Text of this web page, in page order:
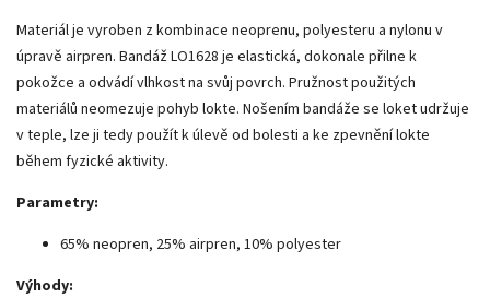
Materiál je vyroben z kombinace neoprenu, polyesteru a nylonu v
úpravě airpren. Bandáž LO1628 je elastická, dokonale přilne k
pokožce a odvádí vlhkost na svůj povrch. Pružnost použitých
materiálů neomezuje pohyb lokte. Nošením bandáže se loket udržuje
v teple, lze ji tedy použít k úlevě od bolesti a ke zpevnění lokte
během fyzické aktivity.
Parametry:
65% neopren, 25% airpren, 10% polyester
Výhody: